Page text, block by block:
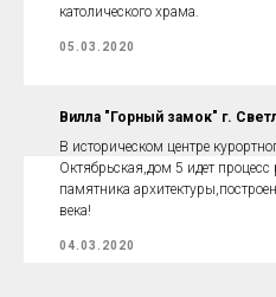
католического храма.
05.03.2020
Вилла "Горный замок" г.
В историческом центре
Октябрьская,дом 5 идет процесс
памятника
века!
04.03.2020